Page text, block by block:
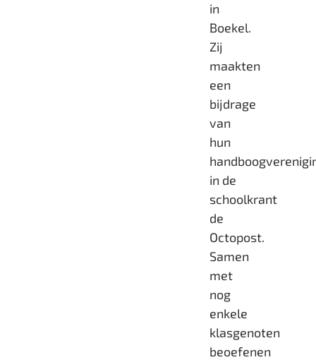
in
Boekel.
Zij
maakten
een
bijdrage
van
hun
in de
schoolkrant
de
Octopost.
Samen
met
nog
enkele
klasgenoten
beoefenen